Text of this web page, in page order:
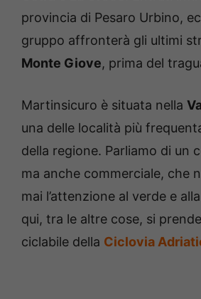
provincia di Pesaro Urbino,
gruppo affronterà gli ultimi
Monte Giove, prima del
Martinsicuro è situata nella
una delle località più
della regione. Parliamo di un
ma anche commerciale, che
mai l’attenzione al verde e
qui, tra le altre cose, si
ciclabile della Ciclovia